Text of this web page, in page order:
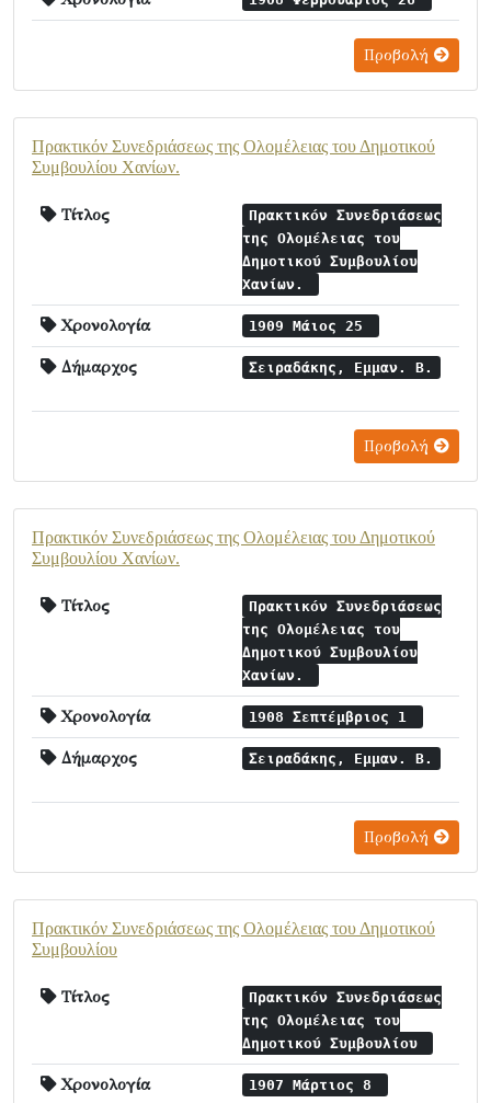
Προβολή
Πρακτικόν Συνεδριάσεως της Ολομέλειας του Δημοτικού
Συμβουλίου Χανίων.
Τίτλος
Πρακτικόν Συνεδριάσεως
της Ολομέλειας του
Δημοτικού Συμβουλίου
Χανίων.
Χρονολογία 1909 Μάιος 25
Δήμαρχος Σειραδάκης, Εμμαν. Β.
Προβολή
Πρακτικόν Συνεδριάσεως της Ολομέλειας του Δημοτικού
Συμβουλίου Χανίων.
Τίτλος
Πρακτικόν Συνεδριάσεως
της Ολομέλειας του
Δημοτικού Συμβουλίου
Χανίων.
Χρονολογία 1908 Σεπτέμβριος 1
Δήμαρχος Σειραδάκης, Εμμαν. Β.
Προβολή
Πρακτικόν Συνεδριάσεως της Ολομέλειας του Δημοτικού
Συμβουλίου
Τίτλος
Πρακτικόν Συνεδριάσεως
της Ολομέλειας του
Δημοτικού Συμβουλίου
Χρονολογία 1907 Μάρτιος 8